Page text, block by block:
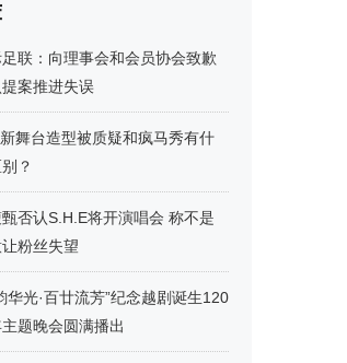
足联：向理事会和会员协会致歉
案推进失误
舞台造型被质疑和疯马秀有什
？
甄否认S.H.E将开演唱会 称不是
粉丝失望
华光·百廿流芳”纪念越剧诞生120
主题晚会圆满播出